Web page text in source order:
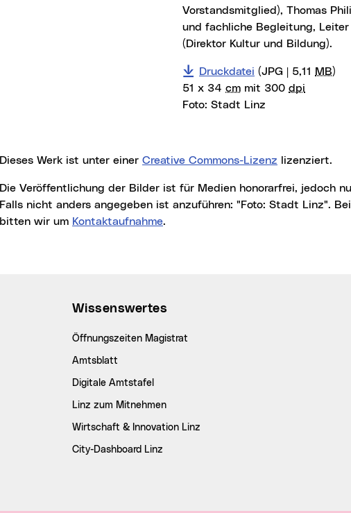
Vorstandsmitglied), Thomas
und fachliche Begleitung,
(Direktor Kultur und Bildung).
Druckdatei (JPG | 5,11 MB)
51 x 34 cm mit 300 dpi
Foto: Stadt Linz
Dieses Werk ist unter einer Creative Commons-Lizenz lizenziert.
Die Veröffentlichung der Bilder ist für Medien honorarfrei, jedoch nur mit Fotonachweis.
Falls nicht anders angegeben ist anzuführen: "Foto: Stadt Linz".
bitten wir um Kontaktaufnahme.
Wissenswertes
Öffnungszeiten Magistrat
Amtsblatt
Digitale Amtstafel
Linz zum Mitnehmen
Wirtschaft & Innovation Linz
City-Dashboard Linz